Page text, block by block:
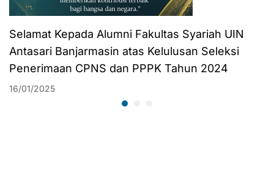
Selamat Kepada Alumni Fakultas Syariah UIN
Antasari Banjarmasin atas Kelulusan Seleksi
Penerimaan CPNS dan PPPK Tahun 2024
16/01/2025